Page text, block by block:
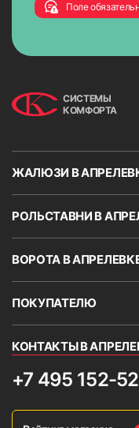
Поле
СИСТЕМЫ
КОМФОРТА
ЖАЛЮЗИ В
РОЛЬСТАВНИ В
ВОРОТА В
ПОКУПАТЕЛЮ
КОНТАКТЫ В
+7 495 152-